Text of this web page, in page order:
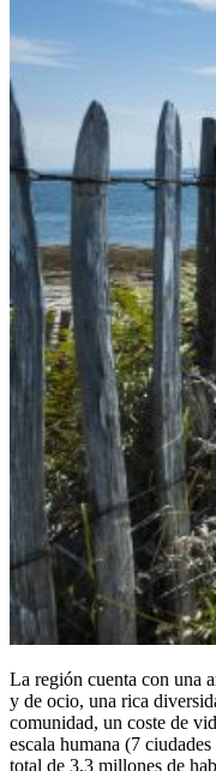
La región cuenta con una
y de ocio, una rica
comunidad, un coste de
escala humana (7
total de 3,3 millones de